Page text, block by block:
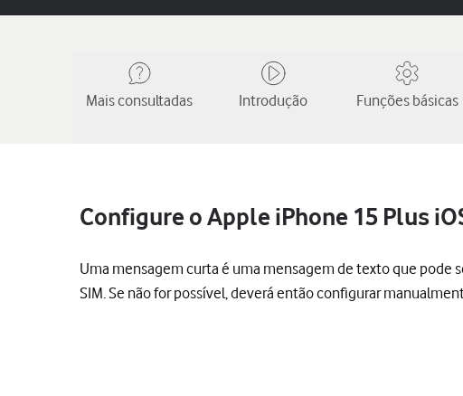
Mais consultadas Introdução Funções básicas
Configure o Apple iPhone 15 Plus
Uma mensagem curta é uma mensagem de texto que pode
SIM. Se não for possível, deverá então configurar